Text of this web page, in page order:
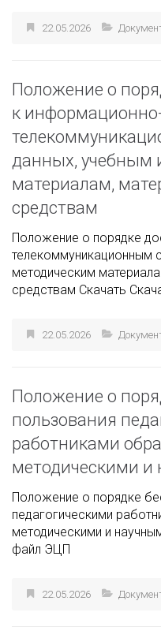
22.05.2026
Положение о
к
данных, учебным
материалам,
средствам
Положение о порядке
телекоммуникационным
методическим
средствам Скачать
22.05.2026
Положение о
пользования
работниками
методическими и
Положение о порядке
педагогическими
методическими и
файл ЭЦП
22.05.2026